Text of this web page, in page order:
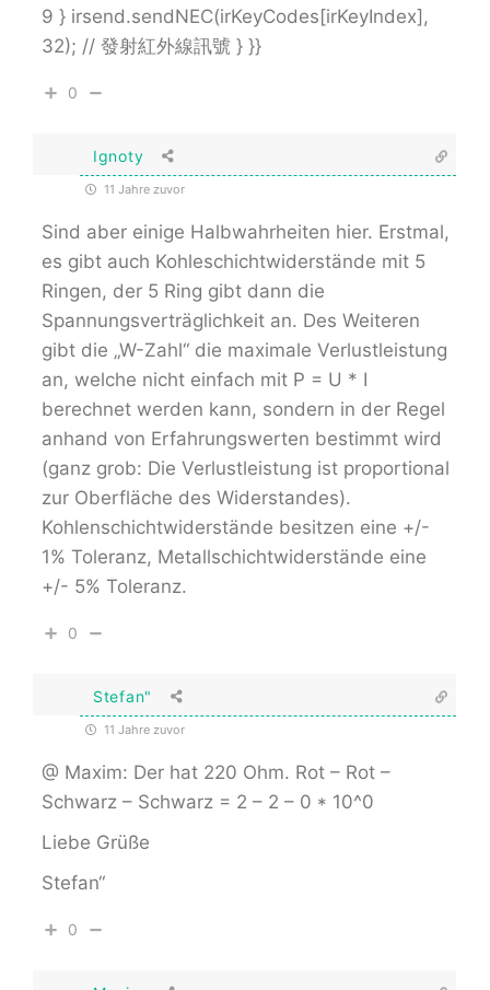
9 } irsend.sendNEC(irKeyCodes[irKeyIndex],
32); // 發射紅外線訊號 } }}
0
Ignoty
11 Jahre zuvor
Sind aber einige Halbwahrheiten hier. Erstmal,
es gibt auch Kohleschichtwiderstände mit 5
Ringen, der 5 Ring gibt dann die
Spannungsverträglichkeit an. Des Weiteren
gibt die „W-Zahl“ die maximale Verlustleistung
an, welche nicht einfach mit P = U * I
berechnet werden kann, sondern in der Regel
anhand von Erfahrungswerten bestimmt wird
(ganz grob: Die Verlustleistung ist proportional
zur Oberfläche des Widerstandes).
Kohlenschichtwiderstände besitzen eine +/-
1% Toleranz, Metallschichtwiderstände eine
+/- 5% Toleranz.
0
Stefan"
11 Jahre zuvor
@ Maxim: Der hat 220 Ohm. Rot – Rot –
Schwarz – Schwarz = 2 – 2 – 0 * 10^0
Liebe Grüße
Stefan“
0